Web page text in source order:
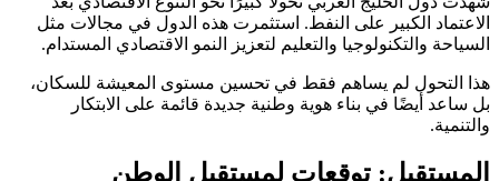
الاعتماد الكبير على النفط. استثمرت هذه الدول في مجالات مثل
السياحة والتكنولوجيا والتعليم لتعزيز النمو الاقتصادي المستدام.
هذا التحول لم يساهم فقط في تحسين مستوى المعيشة للسكان،
بل ساعد أيضًا في بناء هوية وطنية جديدة قائمة على الابتكار
والتنمية.
المستقبل: توقعات لمستقبل الوطن